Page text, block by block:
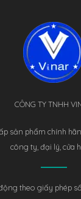
CÔNG TY TNHH
sản phẩm chính
công ty, đại lý, cửa
theo giấy phép